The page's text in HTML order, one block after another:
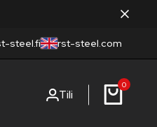
steel.fi rst-steel.com
Tili
0